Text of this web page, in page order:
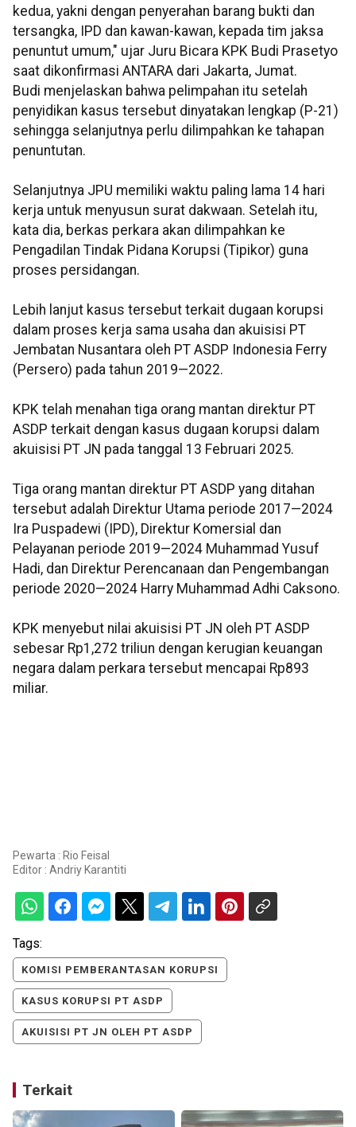
kedua, yakni dengan penyerahan barang bukti dan
tersangka, IPD dan kawan-kawan, kepada tim jaksa
penuntut umum," ujar Juru Bicara KPK Budi Prasetyo
saat dikonfirmasi ANTARA dari Jakarta, Jumat.
Budi menjelaskan bahwa pelimpahan itu setelah
penyidikan kasus tersebut dinyatakan lengkap (P-21)
sehingga selanjutnya perlu dilimpahkan ke tahapan
penuntutan.
Selanjutnya JPU memiliki waktu paling lama 14 hari
kerja untuk menyusun surat dakwaan. Setelah itu,
kata dia, berkas perkara akan dilimpahkan ke
Pengadilan Tindak Pidana Korupsi (Tipikor) guna
proses persidangan.
Lebih lanjut kasus tersebut terkait dugaan korupsi
dalam proses kerja sama usaha dan akuisisi PT
Jembatan Nusantara oleh PT ASDP Indonesia Ferry
(Persero) pada tahun 2019—2022.
KPK telah menahan tiga orang mantan direktur PT
ASDP terkait dengan kasus dugaan korupsi dalam
akuisisi PT JN pada tanggal 13 Februari 2025.
Tiga orang mantan direktur PT ASDP yang ditahan
tersebut adalah Direktur Utama periode 2017—2024
Ira Puspadewi (IPD), Direktur Komersial dan
Pelayanan periode 2019—2024 Muhammad Yusuf
Hadi, dan Direktur Perencanaan dan Pengembangan
periode 2020—2024 Harry Muhammad Adhi Caksono.
KPK menyebut nilai akuisisi PT JN oleh PT ASDP
sebesar Rp1,272 triliun dengan kerugian keuangan
negara dalam perkara tersebut mencapai Rp893
miliar.
Pewarta : Rio Feisal
Editor : Andriy Karantiti
Tags:
KOMISI PEMBERANTASAN KORUPSI
KASUS KORUPSI PT ASDP
AKUISISI PT JN OLEH PT ASDP
Terkait